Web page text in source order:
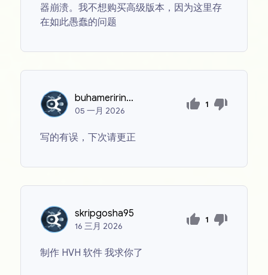
器崩溃。我不想购买高级版本，因为这里存
在如此愚蠢的问题
buhameririna59
05一月 2026
1
写的有误，下次请更正
skripgosha95
16三月 2026
1
制作 HVH 软件 我求你了